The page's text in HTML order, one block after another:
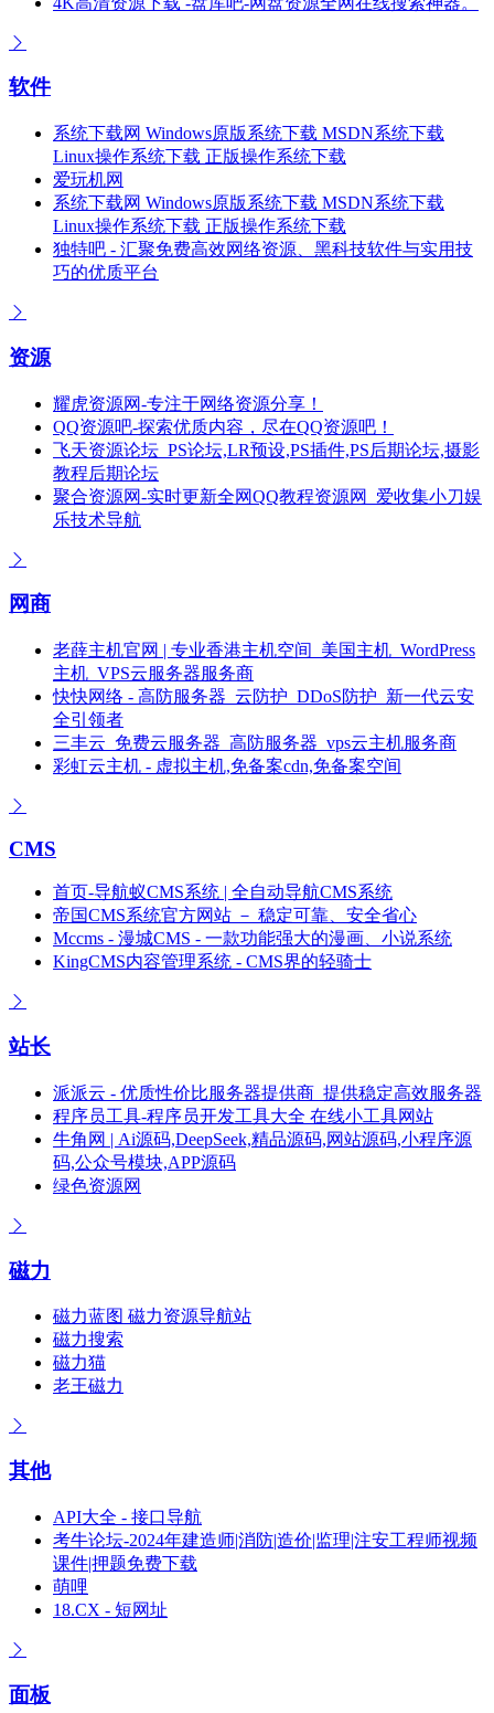
软件
系统下载网 Windows原版系统下载 MSDN系统下载
Linux操作系统下载 正版操作系统下载
爱玩机网
系统下载网 Windows原版系统下载 MSDN系统下载
Linux操作系统下载 正版操作系统下载
独特吧 - 汇聚免费高效网络资源、黑科技软件与实用技
巧的优质平台
资源
耀虎资源网-专注于网络资源分享！
QQ资源吧-探索优质内容，尽在QQ资源吧！
飞天资源论坛_PS论坛,LR预设,PS插件,PS后期论坛,摄影
教程后期论坛
聚合资源网-实时更新全网QQ教程资源网_爱收集小刀娱
乐技术导航
网商
老薛主机官网 | 专业香港主机空间_美国主机_WordPress
主机_VPS云服务器服务商
快快网络 - 高防服务器_云防护_DDoS防护_新一代云安
全引领者
三丰云_免费云服务器_高防服务器_vps云主机服务商
彩虹云主机 - 虚拟主机,免备案cdn,免备案空间
CMS
首页-导航蚁CMS系统 | 全自动导航CMS系统
帝国CMS系统官方网站 － 稳定可靠、安全省心
Mccms - 漫城CMS - 一款功能强大的漫画、小说系统
KingCMS内容管理系统 - CMS界的轻骑士
站长
派派云 - 优质性价比服务器提供商_提供稳定高效服务器
程序员工具-程序员开发工具大全 在线小工具网站
牛角网 | Ai源码,DeepSeek,精品源码,网站源码,小程序源
码,公众号模块,APP源码
绿色资源网
磁力
磁力蓝图 磁力资源导航站
磁力搜索
磁力猫
老王磁力
其他
API大全 - 接口导航
考牛论坛-2024年建造师|消防|造价|监理|注安工程师视频
课件|押题免费下载
萌哩
18.CX - 短网址
面板